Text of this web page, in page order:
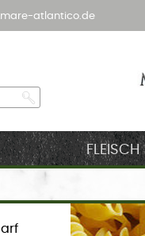
atlantico.de
FLEISCH